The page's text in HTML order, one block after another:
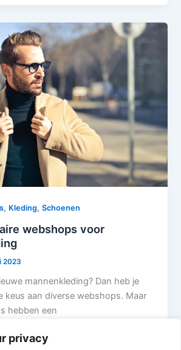
privacy
, Kleding,Schoenen
webshops voor
2023
mannenkleding? Dan heb je
keus aan diverse webshops. Maar
hebben een